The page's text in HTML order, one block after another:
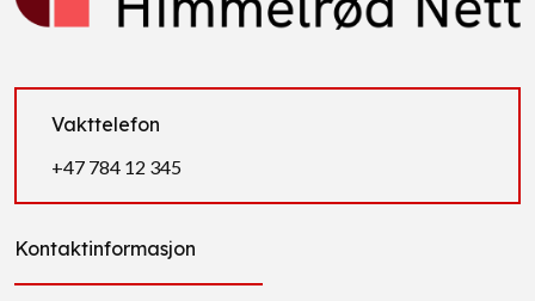
Vakttelefon
+47 784 12 345
Kontaktinformasjon